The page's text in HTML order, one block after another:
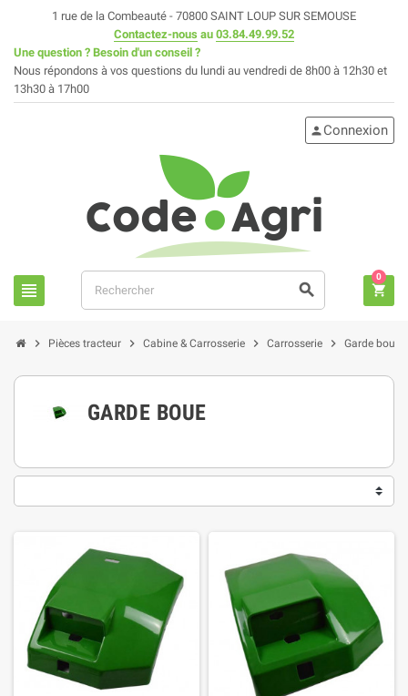
1 rue de la Combeauté - 70800 SAINT LOUP SUR SEMOUSE
Contactez-nous au 03.84.49.99.52
Une question ? Besoin d'un conseil ?
Nous répondons à vos questions du lundi au vendredi de 8h00 à 12h30 et
13h30 à 17h00
view_headline search
person Connexion
shopping_cart
0
chevron_right Pièces tracteur chevron_right Cabine & Carrosserie chevron_right Carrosserie chevron_right Garde boue
GARDE BOUE